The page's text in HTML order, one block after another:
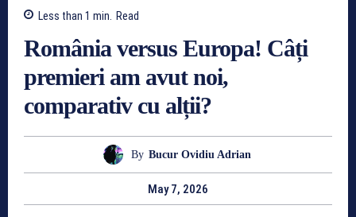
Less than 1 min. Read
România versus Europa! Câți
premieri am avut noi,
comparativ cu alții?
By Bucur Ovidiu Adrian
May 7, 2026